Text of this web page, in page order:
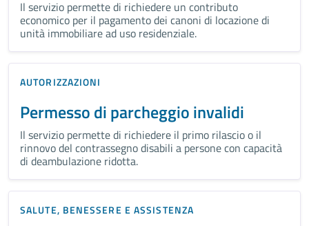
Il servizio permette di richiedere un contributo
economico per il pagamento dei canoni di locazione di
unità immobiliare ad uso residenziale.
AUTORIZZAZIONI
Permesso di parcheggio invalidi
Il servizio permette di richiedere il primo rilascio o il
rinnovo del contrassegno disabili a persone con capacità
di deambulazione ridotta.
SALUTE, BENESSERE E ASSISTENZA